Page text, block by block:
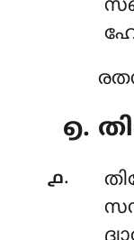
൭.
൧.